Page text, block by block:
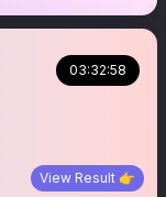
03:32:58
View Result 👉